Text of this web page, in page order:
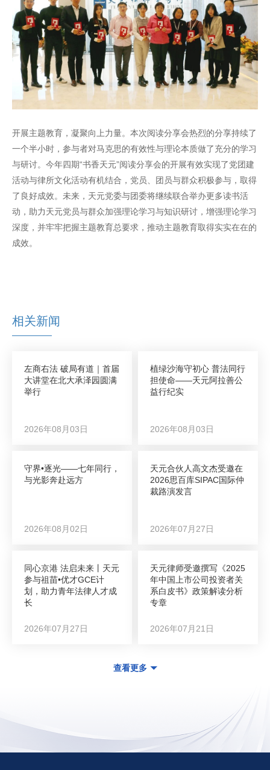
开展主题教育，凝聚向上力量。本次阅读分享会热烈的分享持续了
一个半小时，参与者对马克思的有效性与理论本质做了充分的学习
与研讨。今年四期“书香天元”阅读分享会的开展有效实现了党团建
活动与律所文化活动有机结合，党员、团员与群众积极参与，取得
了良好成效。未来，天元党委与团委将继续联合举办更多读书活
动，助力天元党员与群众加强理论学习与知识研讨，增强理论学习
深度，并牢牢把握主题教育总要求，推动主题教育取得实实在在的
成效。
相关新闻
左商右法 破局有道｜首届
大讲堂在北大承泽园圆满
举行
2026年08月03日
植绿沙海守初心 普法同行
担使命——天元阿拉善公
益行纪实
2026年08月03日
守界•逐光——七年同行，
与光影奔赴远方
2026年08月02日
天元合伙人高文杰受邀在
2026思百库SIPAC国际仲
裁路演发言
2026年07月27日
同心京港 法启未来丨天元
参与祖苗•优才GCE计
划，助力青年法律人才成
长
2026年07月27日
天元律师受邀撰写《2025
年中国上市公司投资者关
系白皮书》政策解读分析
专章
2026年07月21日
查看更多